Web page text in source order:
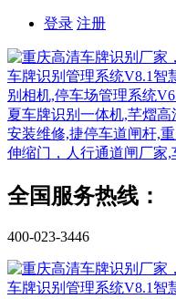
登录 注册
全国服务热线：
400-023-3446